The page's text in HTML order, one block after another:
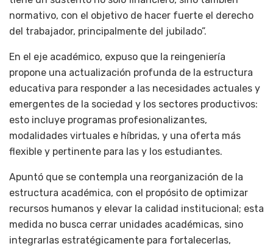
normativo, con el objetivo de hacer fuerte el derecho
del trabajador, principalmente del jubilado”.
En el eje académico, expuso que la reingeniería
propone una actualización profunda de la estructura
educativa para responder a las necesidades actuales y
emergentes de la sociedad y los sectores productivos:
esto incluye programas profesionalizantes,
modalidades virtuales e híbridas, y una oferta más
flexible y pertinente para las y los estudiantes.
Apuntó que se contempla una reorganización de la
estructura académica, con el propósito de optimizar
recursos humanos y elevar la calidad institucional; esta
medida no busca cerrar unidades académicas, sino
integrarlas estratégicamente para fortalecerlas,